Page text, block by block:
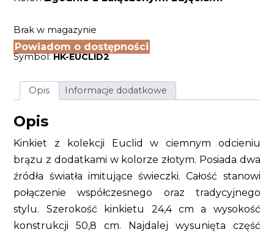
Brak w magazynie
Powiadom o dostępności
Symbol:HK-EUCLID2
Opis Informacje dodatkowe
Opis
Kinkiet z kolekcji Euclid w ciemnym odcieniu
brązu z dodatkami w kolorze złotym. Posiada dwa
źródła światła imitujące świeczki. Całość stanowi
połączenie współczesnego oraz tradycyjnego
stylu. Szerokość kinkietu 24,4 cm a wysokość
konstrukcji 50,8 cm. Najdalej wysunięta część